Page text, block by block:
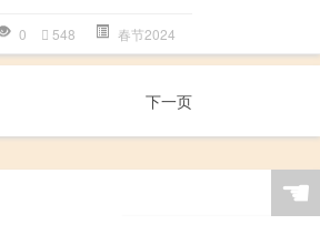
0 548 春节2024
下一页
☚